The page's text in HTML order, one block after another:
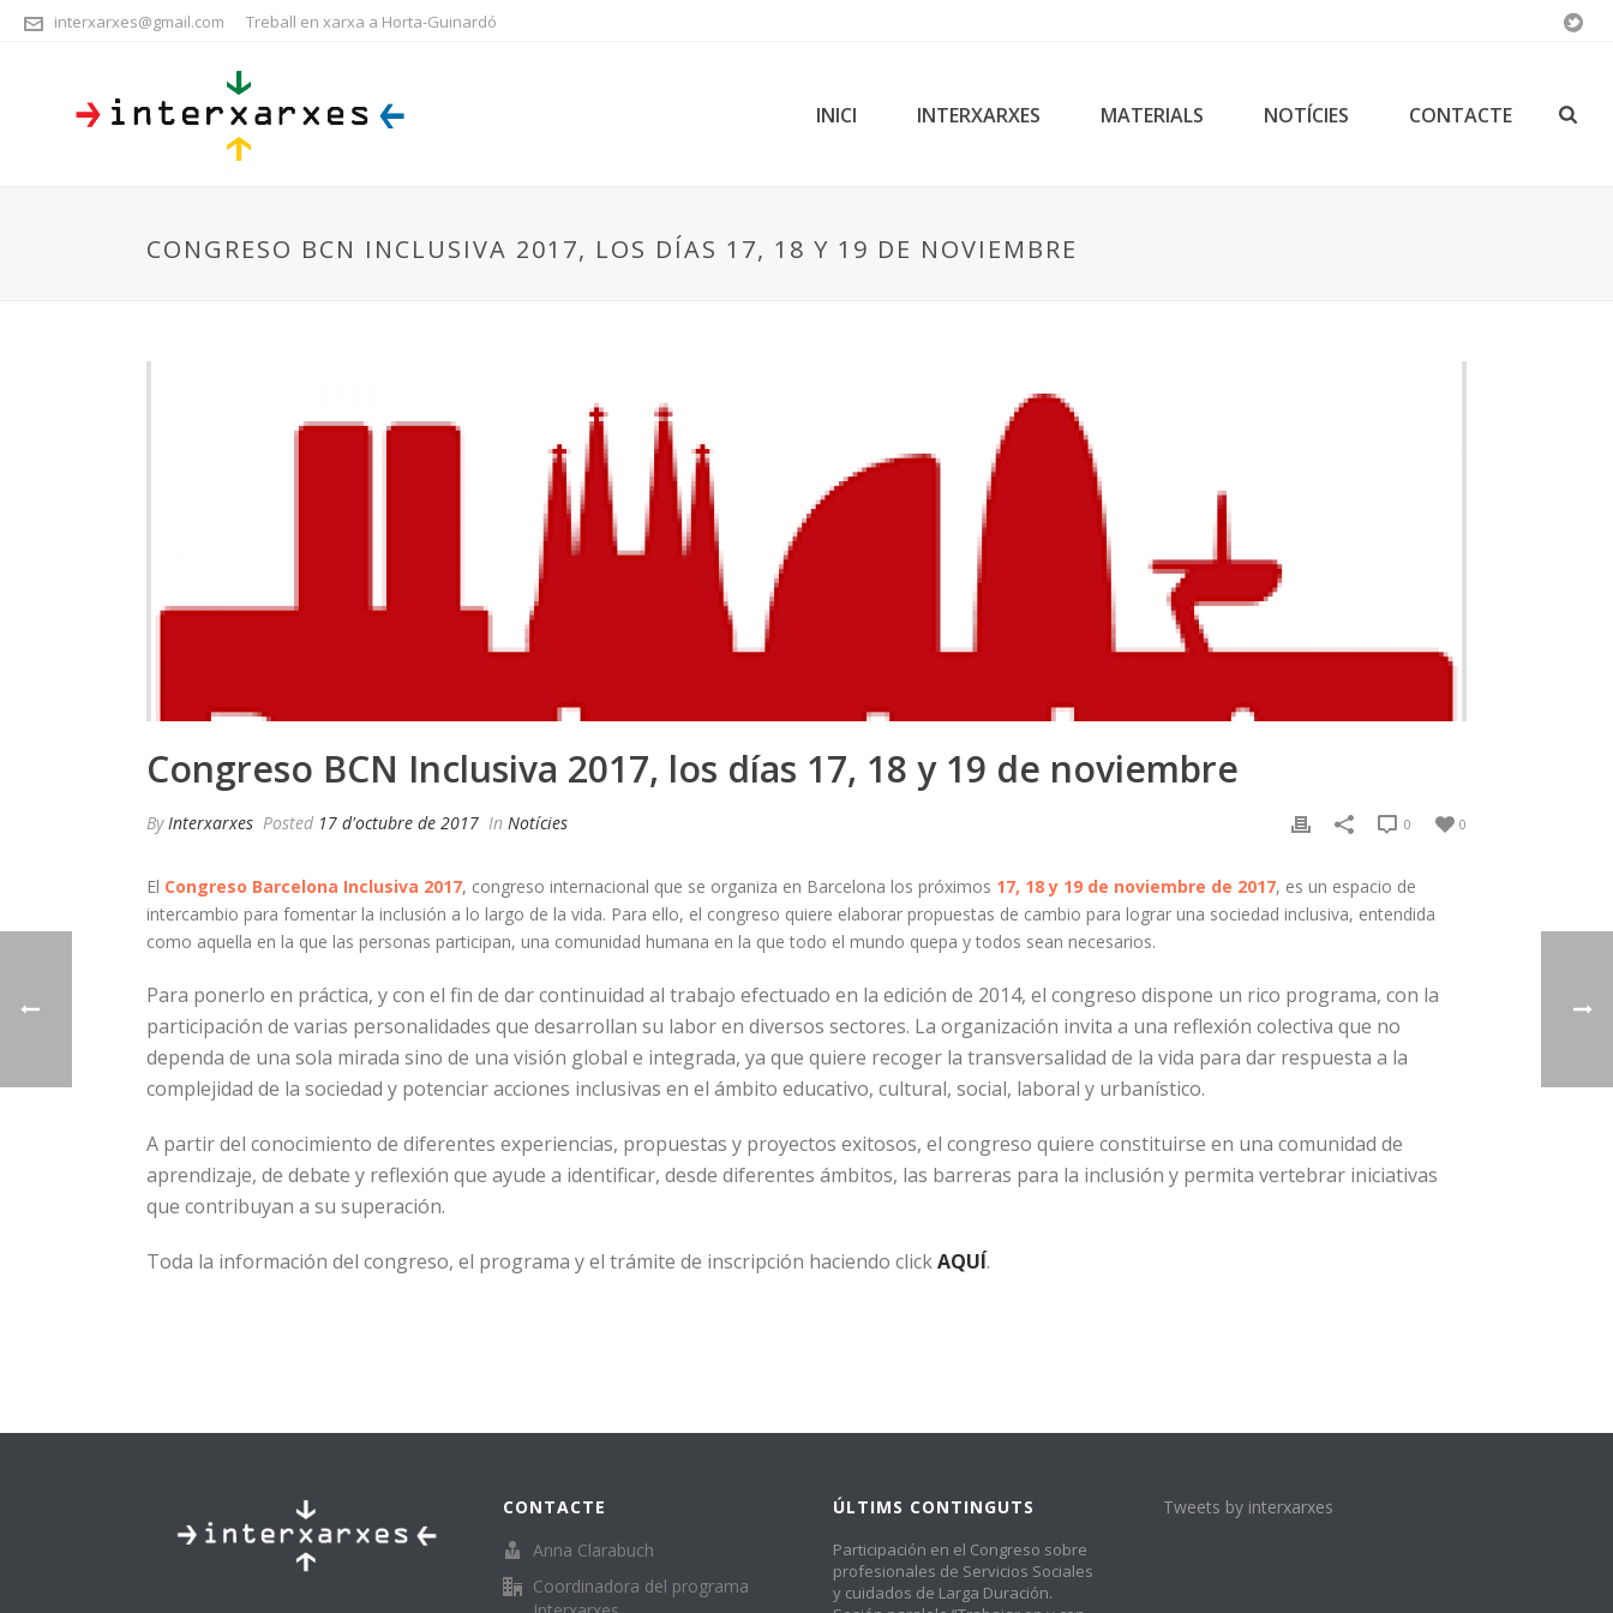
interxarxes@gmail.com Treball en xarxa a Horta-Guinardó
INICI INTERXARXES MATERIALS NOTÍCIES CONTACTE
CONGRESO BCN INCLUSIVA 2017, LOS DÍAS 17, 18 Y 19 DE NOVIEMBRE
Congreso BCN Inclusiva 2017, los días 17, 18 y 19 de noviembre
ByInterxarxes Posted 17 d'octubre de 2017 In Notícies 0
0
El Congreso Barcelona Inclusiva 2017, congreso internacional que se organiza en Barcelona los próximos 17, 18 y 19 de noviembre de 2017, es un espacio de
intercambio para fomentar la inclusión a lo largo de la vida. Para ello, el congreso quiere elaborar propuestas de cambio para lograr una sociedad inclusiva, entendida
como aquella en la que las personas participan, una comunidad humana en la que todo el mundo quepa y todos sean necesarios.
Para ponerlo en práctica, y con el fin de dar continuidad al trabajo efectuado en la edición de 2014, el congreso dispone un rico programa, con la
participación de varias personalidades que desarrollan su labor en diversos sectores. La organización invita a una reflexión colectiva que no
dependa de una sola mirada sino de una visión global e integrada, ya que quiere recoger la transversalidad de la vida para dar respuesta a la
complejidad de la sociedad y potenciar acciones inclusivas en el ámbito educativo, cultural, social, laboral y urbanístico.
A partir del conocimiento de diferentes experiencias, propuestas y proyectos exitosos, el congreso quiere constituirse en una comunidad de
aprendizaje, de debate y reflexión que ayude a identificar, desde diferentes ámbitos, las barreras para la inclusión y permita vertebrar iniciativas
que contribuyan a su superación.
Toda la información del congreso, el programa y el trámite de inscripción haciendo clickAQUÍ.
CONTACTE
Anna Clarabuch
Coordinadora del programa
ÚLTIMS CONTINGUTS
Participación en el Congreso sobre
profesionales de Servicios Sociales
y cuidados de Larga Duración.
Tweets by interxarxes